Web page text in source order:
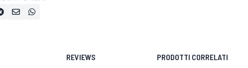
REVIEWS PRODOTTI CORRELATI